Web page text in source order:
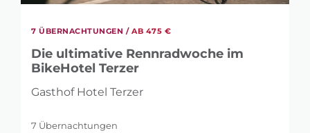
7 ÜBERNACHTUNGEN / AB 475 €
Die ultimative Rennradwoche im
BikeHotel Terzer
Gasthof Hotel Terzer
7 Übernachtungen